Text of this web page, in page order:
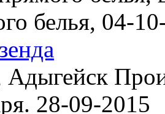
белья, 04-
Адыгейск
28-09-2015